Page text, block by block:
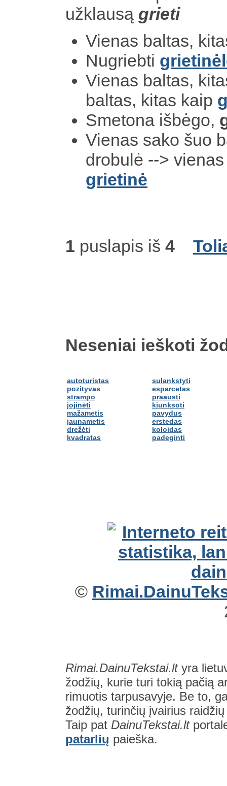
užklausą grieti
Vienas baltas,
Nugriebti
Vienas baltas,
baltas, kitas kaip
Smetona išbėgo,
Vienas sako šuo
drobulė -->
grietinė
1 puslapis iš 4
Neseniai ieškoti
autoturistas
pozityvas
strampo
jojinėti
mažametis
jaunametis
drežėti
kvadratas
sulankstyti
esparcetas
praausti
kiunksoti
pavydus
erstedas
koloidas
padeginti
©
Rimai.DainuTekstai.ltyra
žodžių, kurie turi tokią pačią
rimuotis tarpusavyje. Be to,
žodžių, turinčių įvairius
Taip pat DainuTekstai.lt
patarlių paieška.